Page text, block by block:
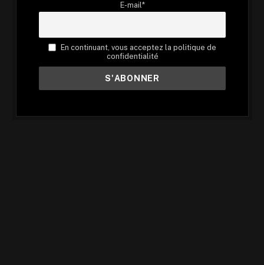
E-mail*
En continuant, vous acceptez la politique de
confidentialité